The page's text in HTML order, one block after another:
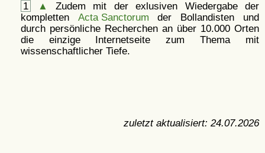
1 ▲
Zudem mit der exlusiven Wiedergabe der
kompletten Acta Sanctorum der Bollandisten und
durch persönliche Recherchen an über 10.000 Orten
die einzige Internetseite zum Thema mit
wissenschaftlicher Tiefe.
zuletzt aktualisiert: 24.07.2026